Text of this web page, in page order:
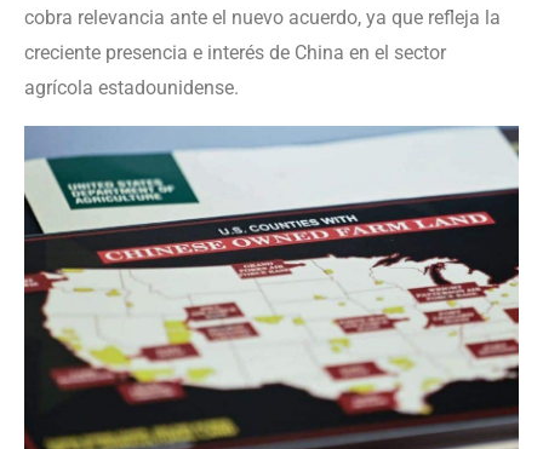
cobra relevancia ante el nuevo acuerdo, ya que refleja la
creciente presencia e interés de China en el sector
agrícola estadounidense.